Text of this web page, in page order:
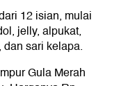
12 isian, mulai
jelly, alpukat,
sari kelapa.
Gula Merah